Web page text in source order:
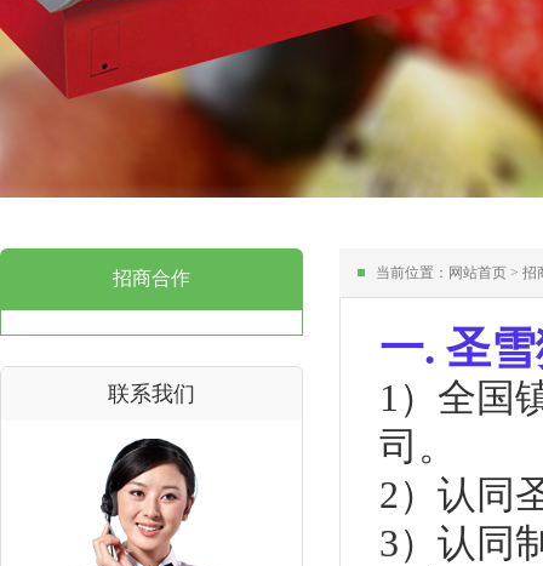
招商合作
联系我们
当前位置： 网站首页 > 招
一. 圣
1）全国
司。
2）认同
3）认同